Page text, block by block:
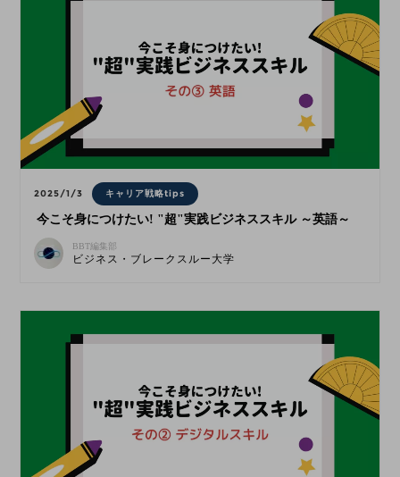
2025/1/3 キャリア戦略tips
今こそ身につけたい! "超"実践ビジネススキル ～英語～
BBT編集部
ビジネス・ブレークスルー大学